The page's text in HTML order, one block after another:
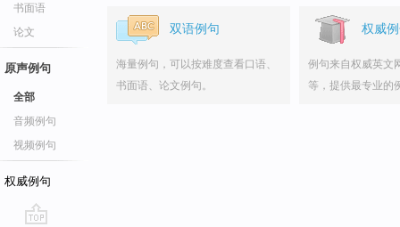
书面语
论文
原声例句
全部
音频例句
视频例句
权威例句
双语例句
海量例句，可以按难度查看口语、
书面语、论文例句。
权威
例句来自权威英文
等，提供最专业的